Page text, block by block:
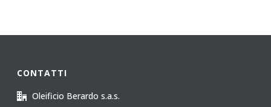
CONTATTI
Oleificio Berardo s.a.s.